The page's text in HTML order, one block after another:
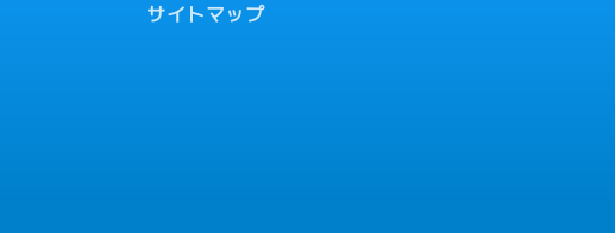
サイトマップ